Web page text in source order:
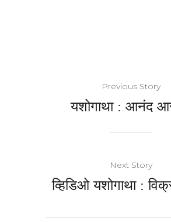
Previous Story
यशोगाथा : आनंद
Next Story
व्हिडिओ यशोगाथा :